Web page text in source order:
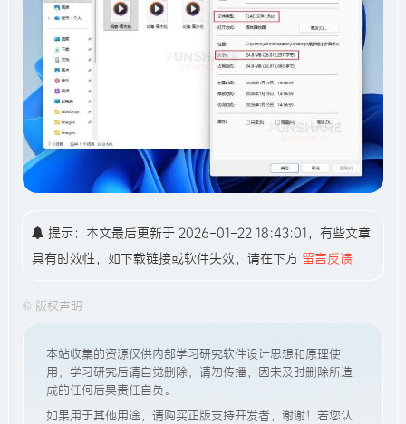
提示：本文最后更新于 2026-01-22 18:43:01，有些文章
具有时效性，如下载链接或软件失效，请在下方 留言反馈
© 版权声明
本站收集的资源仅供内部学习研究软件设计思想和原理使
用，学习研究后请自觉删除，请勿传播，因未及时删除所造
成的任何后果责任自负。
如果用于其他用途，请购买正版支持开发者，谢谢！若您认